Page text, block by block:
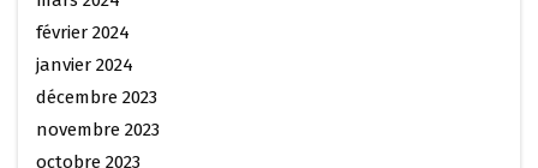
février 2024
janvier 2024
décembre 2023
novembre 2023
octobre 2023